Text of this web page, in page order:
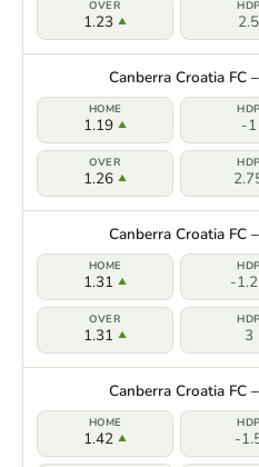
1.23 2.5
Canberra Croatia FC
1.19 -1
1.26
Canberra Croatia FC
1.31 -
1.31 3
Canberra Croatia FC
1.42 -